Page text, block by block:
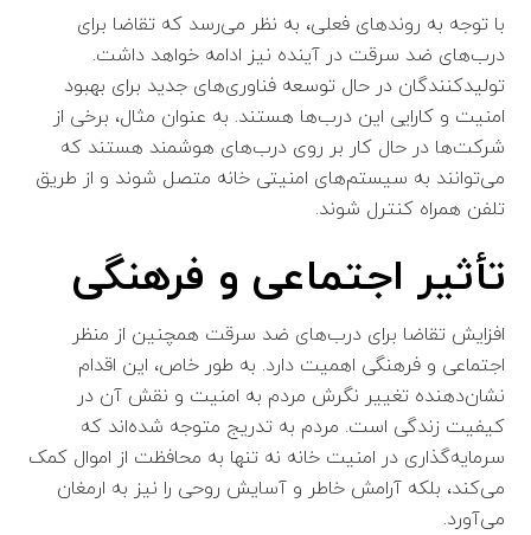
با توجه به روندهای فعلی، به نظر می‌رسد که تقاضا برای
درب‌های ضد سرقت در آینده نیز ادامه خواهد داشت.
تولیدکنندگان در حال توسعه فناوری‌های جدید برای بهبود
امنیت و کارایی این درب‌ها هستند. به عنوان مثال، برخی از
شرکت‌ها در حال کار بر روی درب‌های هوشمند هستند که
می‌توانند به سیستم‌های امنیتی خانه متصل شوند و از طریق
تلفن همراه کنترل شوند.
تأثیر اجتماعی و فرهنگی
افزایش تقاضا برای درب‌های ضد سرقت همچنین از منظر
اجتماعی و فرهنگی اهمیت دارد. به طور خاص، این اقدام
نشان‌دهنده تغییر نگرش مردم به امنیت و نقش آن در
کیفیت زندگی است. مردم به تدریج متوجه شده‌اند که
سرمایه‌گذاری در امنیت خانه نه تنها به محافظت از اموال کمک
می‌کند، بلکه آرامش خاطر و آسایش روحی را نیز به ارمغان
می‌آورد.